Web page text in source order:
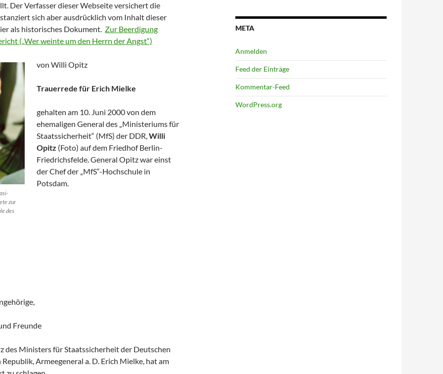
Der Verfasser dieser Webseite versichert die
sich aber ausdrücklich vom Inhalt dieser
als historisches Dokument. Zur Beerdigung
(„Wer weinte um den Herrn der Angst“)
zur
des
von Willi Opitz
Trauerrede für Erich Mielke
gehalten am 10. Juni 2000 von dem
ehemaligen General des „Ministeriums für
Staatssicherheit“ (MfS) der DDR,Willi
Opitz (Foto) auf dem Friedhof Berlin-
Friedrichsfelde. General Opitz war einst
der Chef der „MfS“-Hochschule in
Potsdam.
Freunde
des Ministers für Staatssicherheit der Deutschen
Armeegeneral a. D. Erich Mielke, hat am
META
Anmelden
Feed der Einträge
Kommentar-Feed
WordPress.org